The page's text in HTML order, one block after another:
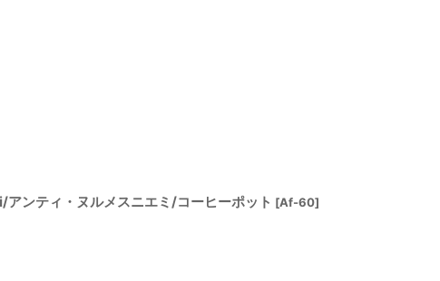
ンティ・ヌルメスニエミ/コーヒーポット [Af-60]